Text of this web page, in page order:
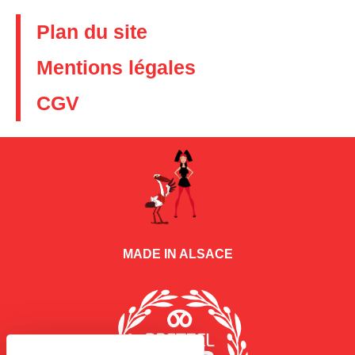
Plan du site
Mentions légales
CGV
MADE IN ALSACE